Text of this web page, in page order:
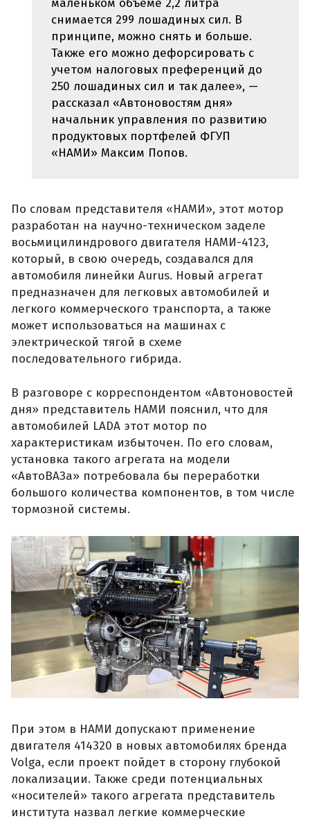
маленьком объеме 2,2 литра
снимается 299 лошадиных сил. В
принципе, можно снять и больше.
Также его можно дефорсировать с
учетом налоговых преференций до
250 лошадиных сил и так далее», —
рассказал «Автоновостям дня»
начальник управления по развитию
продуктовых портфелей ФГУП
«НАМИ» Максим Попов.
По словам представителя «НАМИ», этот мотор
разработан на научно-техническом заделе
восьмицилиндрового двигателя НАМИ-4123,
который, в свою очередь, создавался для
автомобиля линейки Aurus. Новый агрегат
предназначен для легковых автомобилей и
легкого коммерческого транспорта, а также
может использоваться на машинах с
электрической тягой в схеме
последовательного гибрида.
В разговоре с корреспондентом «Автоновостей
дня» представитель НАМИ пояснил, что для
автомобилей LADA этот мотор по
характеристикам избыточен. По его словам,
установка такого агрегата на модели
«АвтоВАЗа» потребовала бы переработки
большого количества компонентов, в том числе
тормозной системы.
При этом в НАМИ допускают применение
двигателя 414320 в новых автомобилях бренда
Volga, если проект пойдет в сторону глубокой
локализации. Также среди потенциальных
«носителей» такого агрегата представитель
института назвал легкие коммерческие